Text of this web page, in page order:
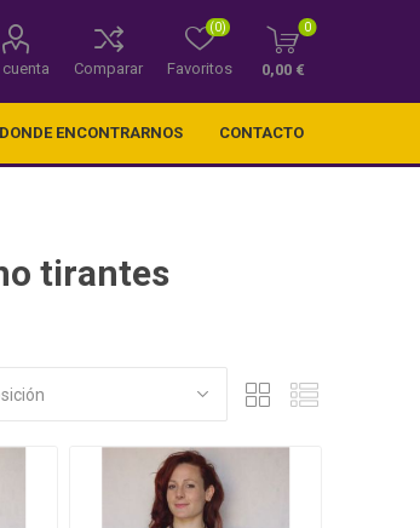
cuenta Comparar Favoritos
(0) 0
0,00 €
Telas decorativas varios
ENCONTRARNOS CONTACTO
tirantes